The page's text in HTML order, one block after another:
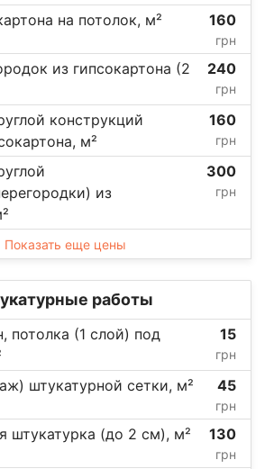
на потолок, м² 160
грн
из гипсокартона (2
240
грн
конструкций
м²
160
грн
из
300
грн
Показать еще цены
работы
потолка (1 слой) под
15
грн
штукатурной сетки, м² 45
грн
штукатурка (до 2 см), м² 130
грн